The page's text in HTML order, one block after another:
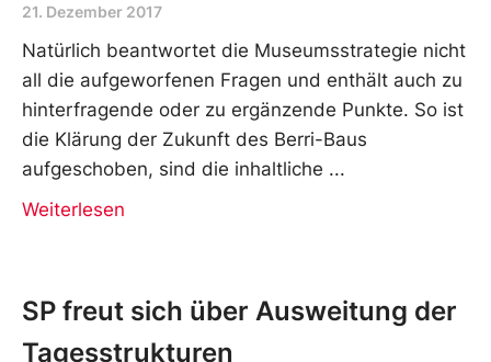
21. Dezember 2017
Natürlich beantwortet die Museumsstrategie nicht
all die aufgeworfenen Fragen und enthält auch zu
hinterfragende oder zu ergänzende Punkte. So ist
die Klärung der Zukunft des Berri-Baus
aufgeschoben, sind die inhaltliche
Weiterlesen
SP freut sich über Ausweitung der
Tagesstrukturen